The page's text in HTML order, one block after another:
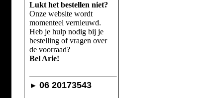
Lukt het bestellen niet?
Onze website wordt
momenteel vernieuwd.
Heb je hulp nodig bij je
bestelling of vragen over
de voorraad?
Bel Arie!
► 06 20173543